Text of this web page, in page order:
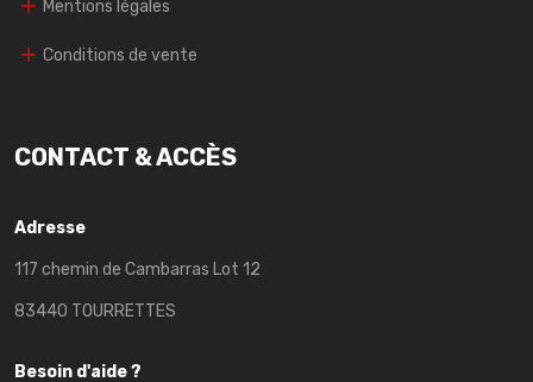
Mentions légales
Conditions de vente
CONTACT & ACCÈS
Adresse
117 chemin de Cambarras Lot 12
83440 TOURRETTES
Besoin d'aide ?